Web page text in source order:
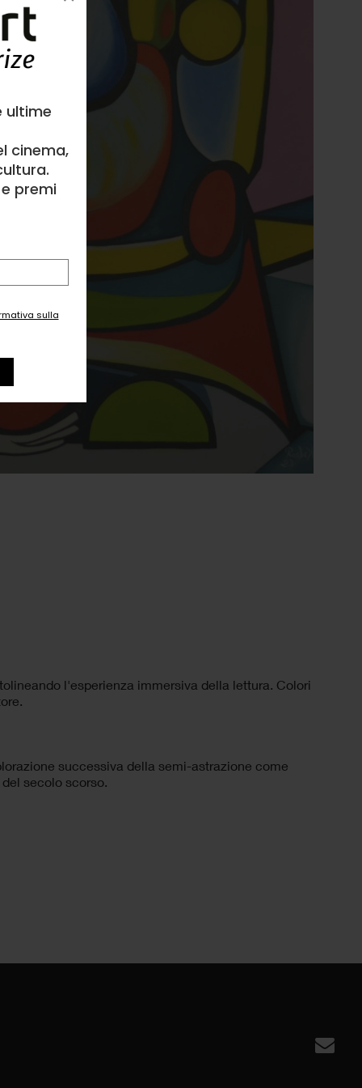
ultime
cinema,
premi
sulla
l'esperienza immersiva della lettura. Colori
successiva della semi-astrazione come
secolo scorso.